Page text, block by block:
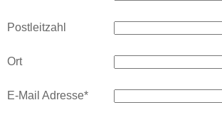
Postleitzahl
Ort
E-Mail Adresse*